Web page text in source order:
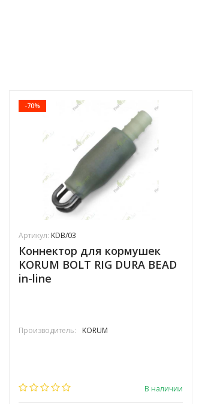
-70%
Артикул: KDB/03
Коннектор для кормушек
KORUM BOLT RIG DURA BEAD
in-line
Производитель: KORUM
В наличии